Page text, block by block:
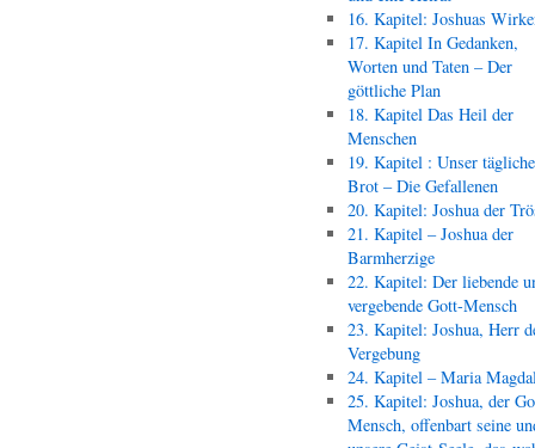
16. Kapitel: Joshuas
17. Kapitel In Gedanken,
Worten und Taten – Der
göttliche Plan
18. Kapitel Das Heil der
Menschen
19. Kapitel : Unser
Brot – Die Gefallenen
20. Kapitel: Joshua der
21. Kapitel – Joshua der
Barmherzige
22. Kapitel: Der liebende
vergebende Gott-Mensch
23. Kapitel: Joshua, Herr
Vergebung
24. Kapitel – Maria
25. Kapitel: Joshua, der
Mensch, offenbart seine